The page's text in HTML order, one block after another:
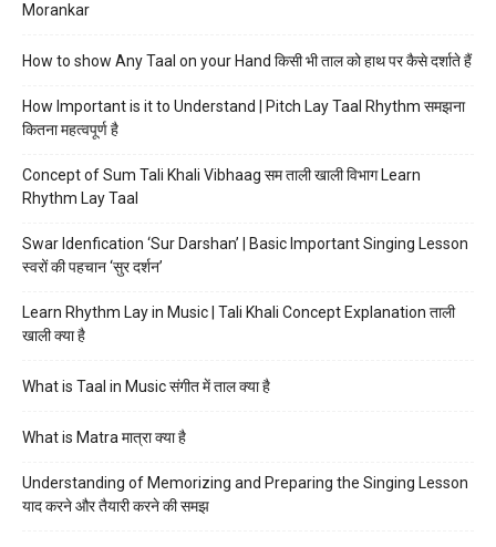
Morankar
How to show Any Taal on your Hand किसी भी ताल को हाथ पर कैसे दर्शाते हैं
How Important is it to Understand | Pitch Lay Taal Rhythm समझना
कितना महत्वपूर्ण है
Concept of Sum Tali Khali Vibhaag सम ताली खाली विभाग Learn
Rhythm Lay Taal
Swar Idenfication ‘Sur Darshan’ | Basic Important Singing Lesson
स्वरों की पहचान ‘सुर दर्शन’
Learn Rhythm Lay in Music | Tali Khali Concept Explanation ताली
खाली क्या है
What is Taal in Music संगीत में ताल क्या है
What is Matra मात्रा क्या है
Understanding of Memorizing and Preparing the Singing Lesson
याद करने और तैयारी करने की समझ